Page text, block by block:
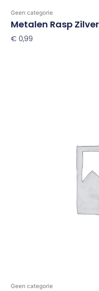
Geen categorie
Metalen Rasp Zilver
€ 0,99
Geen categorie